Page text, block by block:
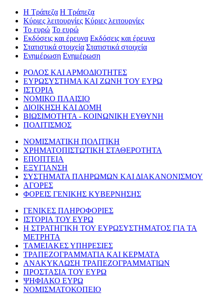
Η Τράπεζα Η Τράπεζα
Κύριες λειτουργίες Κύριες λειτουργίες
Το ευρώ Το ευρώ
Εκδόσεις και έρευνα Εκδόσεις και έρευνα
Στατιστικά στοιχεία Στατιστικά στοιχεία
Ενημέρωση Ενημέρωση
ΡΟΛΟΣ ΚΑΙ ΑΡΜΟΔΙΟΤΗΤΕΣ
ΕΥΡΩΣΥΣΤΗΜΑ ΚΑΙ ΖΩΝΗ ΤΟΥ ΕΥΡΩ
ΙΣΤΟΡΙΑ
ΝΟΜΙΚΟ ΠΛΑΙΣΙΟ
ΔΙΟΙΚΗΣΗ ΚΑΙ ΔΟΜΗ
ΒΙΩΣΙΜΟΤΗΤΑ - ΚΟΙΝΩΝΙΚΗ ΕΥΘΥΝΗ
ΠΟΛΙΤΙΣΜΟΣ
ΝΟΜΙΣΜΑΤΙΚΗ ΠΟΛΙΤΙΚΗ
ΧΡΗΜΑΤΟΠΙΣΤΩΤΙΚΗ ΣΤΑΘΕΡΟΤΗΤΑ
ΕΠΟΠΤΕΙΑ
ΕΞΥΓΙΑΝΣΗ
ΣΥΣΤΗΜΑΤΑ ΠΛΗΡΩΜΩΝ ΚΑΙ ΔΙΑΚΑΝΟΝΙΣΜΟΥ
ΑΓΟΡΕΣ
ΦΟΡΕΙΣ ΓΕΝΙΚΗΣ ΚΥΒΕΡΝΗΣΗΣ
ΓΕΝΙΚΕΣ ΠΛΗΡΟΦΟΡΙΕΣ
ΙΣΤΟΡΙΑ ΤΟΥ ΕΥΡΩ
Η ΣΤΡΑΤΗΓΙΚΗ ΤΟΥ ΕΥΡΩΣΥΣΤΗΜΑΤΟΣ ΓΙΑ ΤΑ
ΜΕΤΡΗΤΑ
ΤΑΜΕΙΑΚΕΣ ΥΠΗΡΕΣΙΕΣ
ΤΡΑΠΕΖΟΓΡΑΜΜΑΤΙΑ ΚΑΙ ΚΕΡΜΑΤΑ
ΑΝΑΚΥΚΛΩΣΗ ΤΡΑΠΕΖΟΓΡΑΜΜΑΤΙΩΝ
ΠΡΟΣΤΑΣΙΑ ΤΟΥ ΕΥΡΩ
ΨΗΦΙΑΚΟ ΕΥΡΩ
ΝΟΜΙΣΜΑΤΟΚΟΠΕΙΟ